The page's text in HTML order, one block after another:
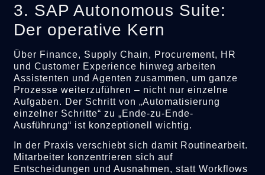
3. SAP Autonomous Suite:
Der operative Kern
Über Finance, Supply Chain, Procurement, HR
und Customer Experience hinweg arbeiten
Assistenten und Agenten zusammen, um ganze
Prozesse weiterzuführen – nicht nur einzelne
Aufgaben. Der Schritt von „Automatisierung
einzelner Schritte“ zu „Ende-zu-Ende-
Ausführung“ ist konzeptionell wichtig.
In der Praxis verschiebt sich damit Routinearbeit.
Mitarbeiter konzentrieren sich auf
Entscheidungen und Ausnahmen, statt Workflows